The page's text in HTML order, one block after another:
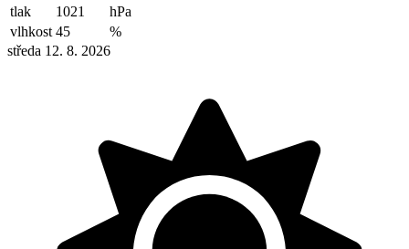
tlak
1021
hPa
vlhkost 45
%
středa 12. 8. 2026